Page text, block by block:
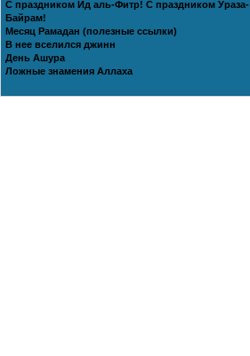
С праздником Ид аль-Фитр! С праздником Ураза-
Байрам!
Месяц Рамадан (полезные ссылки)
В нее вселился джинн
День Ашура
Ложные знамения Аллаха